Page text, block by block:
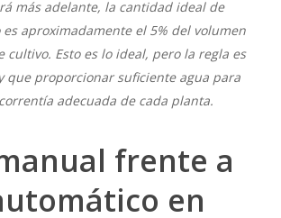
más adelante, la cantidad ideal de
aproximadamente el 5% del volumen
cultivo. Esto es lo ideal, pero la regla es
que proporcionar suficiente agua para
adecuada de cada planta.
frente a
en